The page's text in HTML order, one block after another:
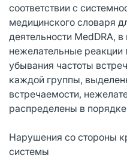
соответствии с
медицинского словаря
деятельности MedDRA,
нежелательные
убывания частоты
каждой группы,
встречаемости,
распределены в
Нарушения со стороны
системы